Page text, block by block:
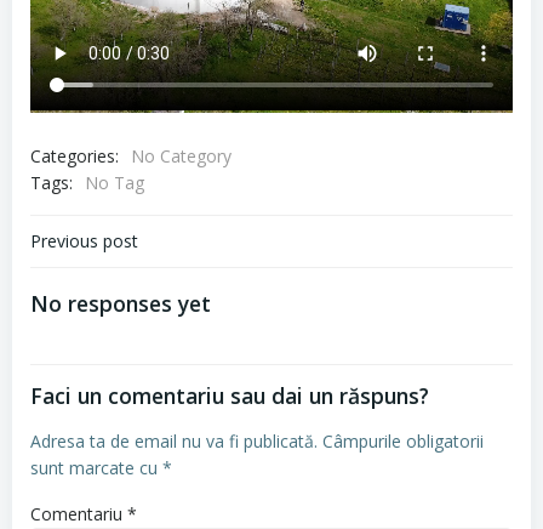
Categories:
No Category
Tags:
No Tag
Navigare
articole
Previous post
No responses yet
Faci un comentariu sau dai un răspuns?
Adresa ta de email nu va fi publicată. Câmpurile obligatorii
sunt marcate cu *
Comentariu *